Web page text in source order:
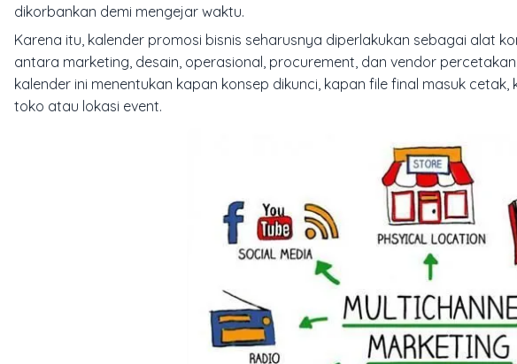
dikorbankan demi mengejar waktu.
Karena itu, kalender promosi bisnis seharusnya diperlakukan sebagai alat
antara marketing, desain, operasional, procurement, dan vendor
kalender ini menentukan kapan konsep dikunci, kapan file final masuk
toko atau lokasi event.